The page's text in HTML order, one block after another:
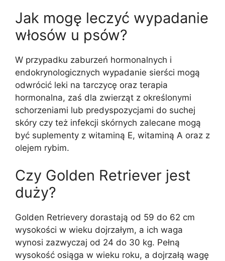
Jak mogę leczyć wypadanie
włosów u psów?
W przypadku zaburzeń hormonalnych i
endokrynologicznych wypadanie sierści mogą
odwrócić leki na tarczycę oraz terapia
hormonalna, zaś dla zwierząt z określonymi
schorzeniami lub predyspozycjami do suchej
skóry czy też infekcji skórnych zalecane mogą
być suplementy z witaminą E, witaminą A oraz z
olejem rybim.
Czy Golden Retriever jest
duży?
Golden Retrievery dorastają od 59 do 62 cm
wysokości w wieku dojrzałym, a ich waga
wynosi zazwyczaj od 24 do 30 kg. Pełną
wysokość osiąga w wieku roku, a dojrzałą wagę